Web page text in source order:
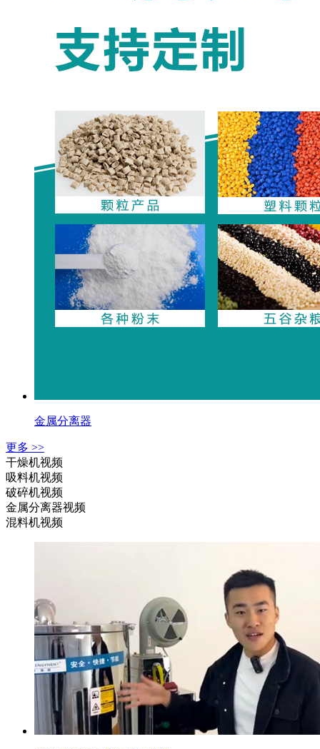
金属分离器
更多 >>
干燥机视频
吸料机视频
破碎机视频
金属分离器视频
混料机视频